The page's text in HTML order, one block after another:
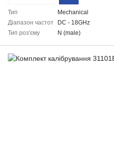
Тип
Mechanical
Діапазон частот
DC - 18GHz
Тип роз'єму
N (male)